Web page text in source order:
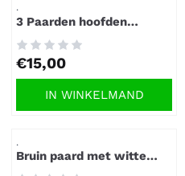
Artikelnummer
.
3 Paarden hoofden
Prijs: 15,00
€15,00
IN WINKELMAND
.
Bruin paard met witte